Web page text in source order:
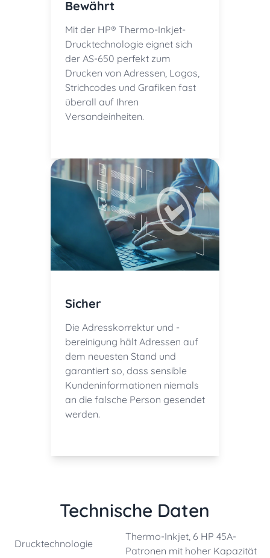
Bewährt
Mit der HP® Thermo-Inkjet-
Drucktechnologie eignet sich
der AS-650 perfekt zum
Drucken von Adressen, Logos,
Strichcodes und Grafiken fast
überall auf Ihren
Versandeinheiten.
Sicher
Die Adresskorrektur und -
bereinigung hält Adressen auf
dem neuesten Stand und
garantiert so, dass sensible
Kundeninformationen niemals
an die falsche Person gesendet
werden.
Technische Daten
Drucktechnologie
Thermo-Inkjet, 6 HP 45A-
Patronen mit hoher Kapazität